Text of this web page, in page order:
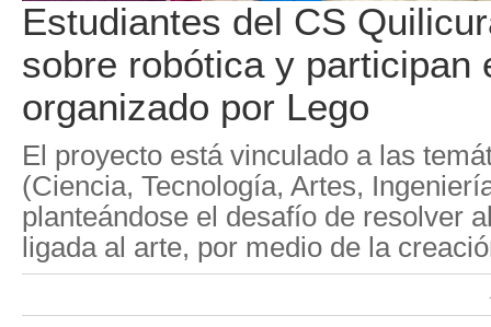
Estudiantes del CS
sobre robótica y participan
organizado por Lego
El proyecto está vinculado a las
(Ciencia, Tecnología, Artes,
planteándose el desafío de resolver
ligada al arte, por medio de la